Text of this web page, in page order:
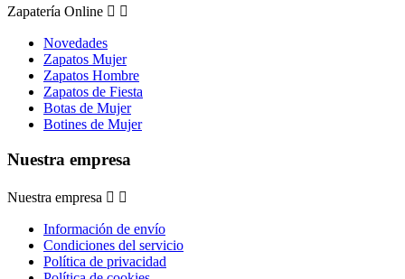
Zapatería Online  
Novedades
Zapatos Mujer
Zapatos Hombre
Zapatos de Fiesta
Botas de Mujer
Botines de Mujer
Nuestra empresa
Nuestra empresa  
Información de envío
Condiciones del servicio
Política de privacidad